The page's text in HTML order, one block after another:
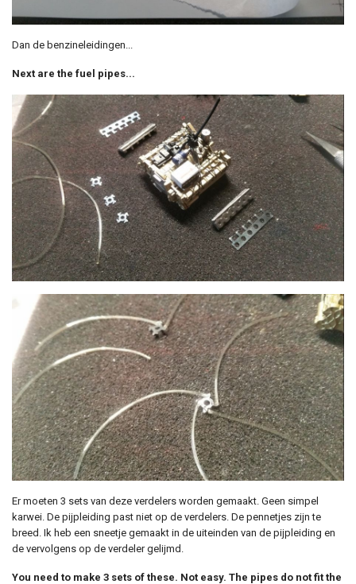
Dan de benzineleidingen...
Next are the fuel pipes...
Er moeten 3 sets van deze verdelers worden gemaakt. Geen simpel
karwei. De pijpleiding past niet op de verdelers. De pennetjes zijn te
breed. Ik heb een sneetje gemaakt in de uiteinden van de pijpleiding en
de vervolgens op de verdeler gelijmd.
You need to make 3 sets of these. Not easy. The pipes do not fit the